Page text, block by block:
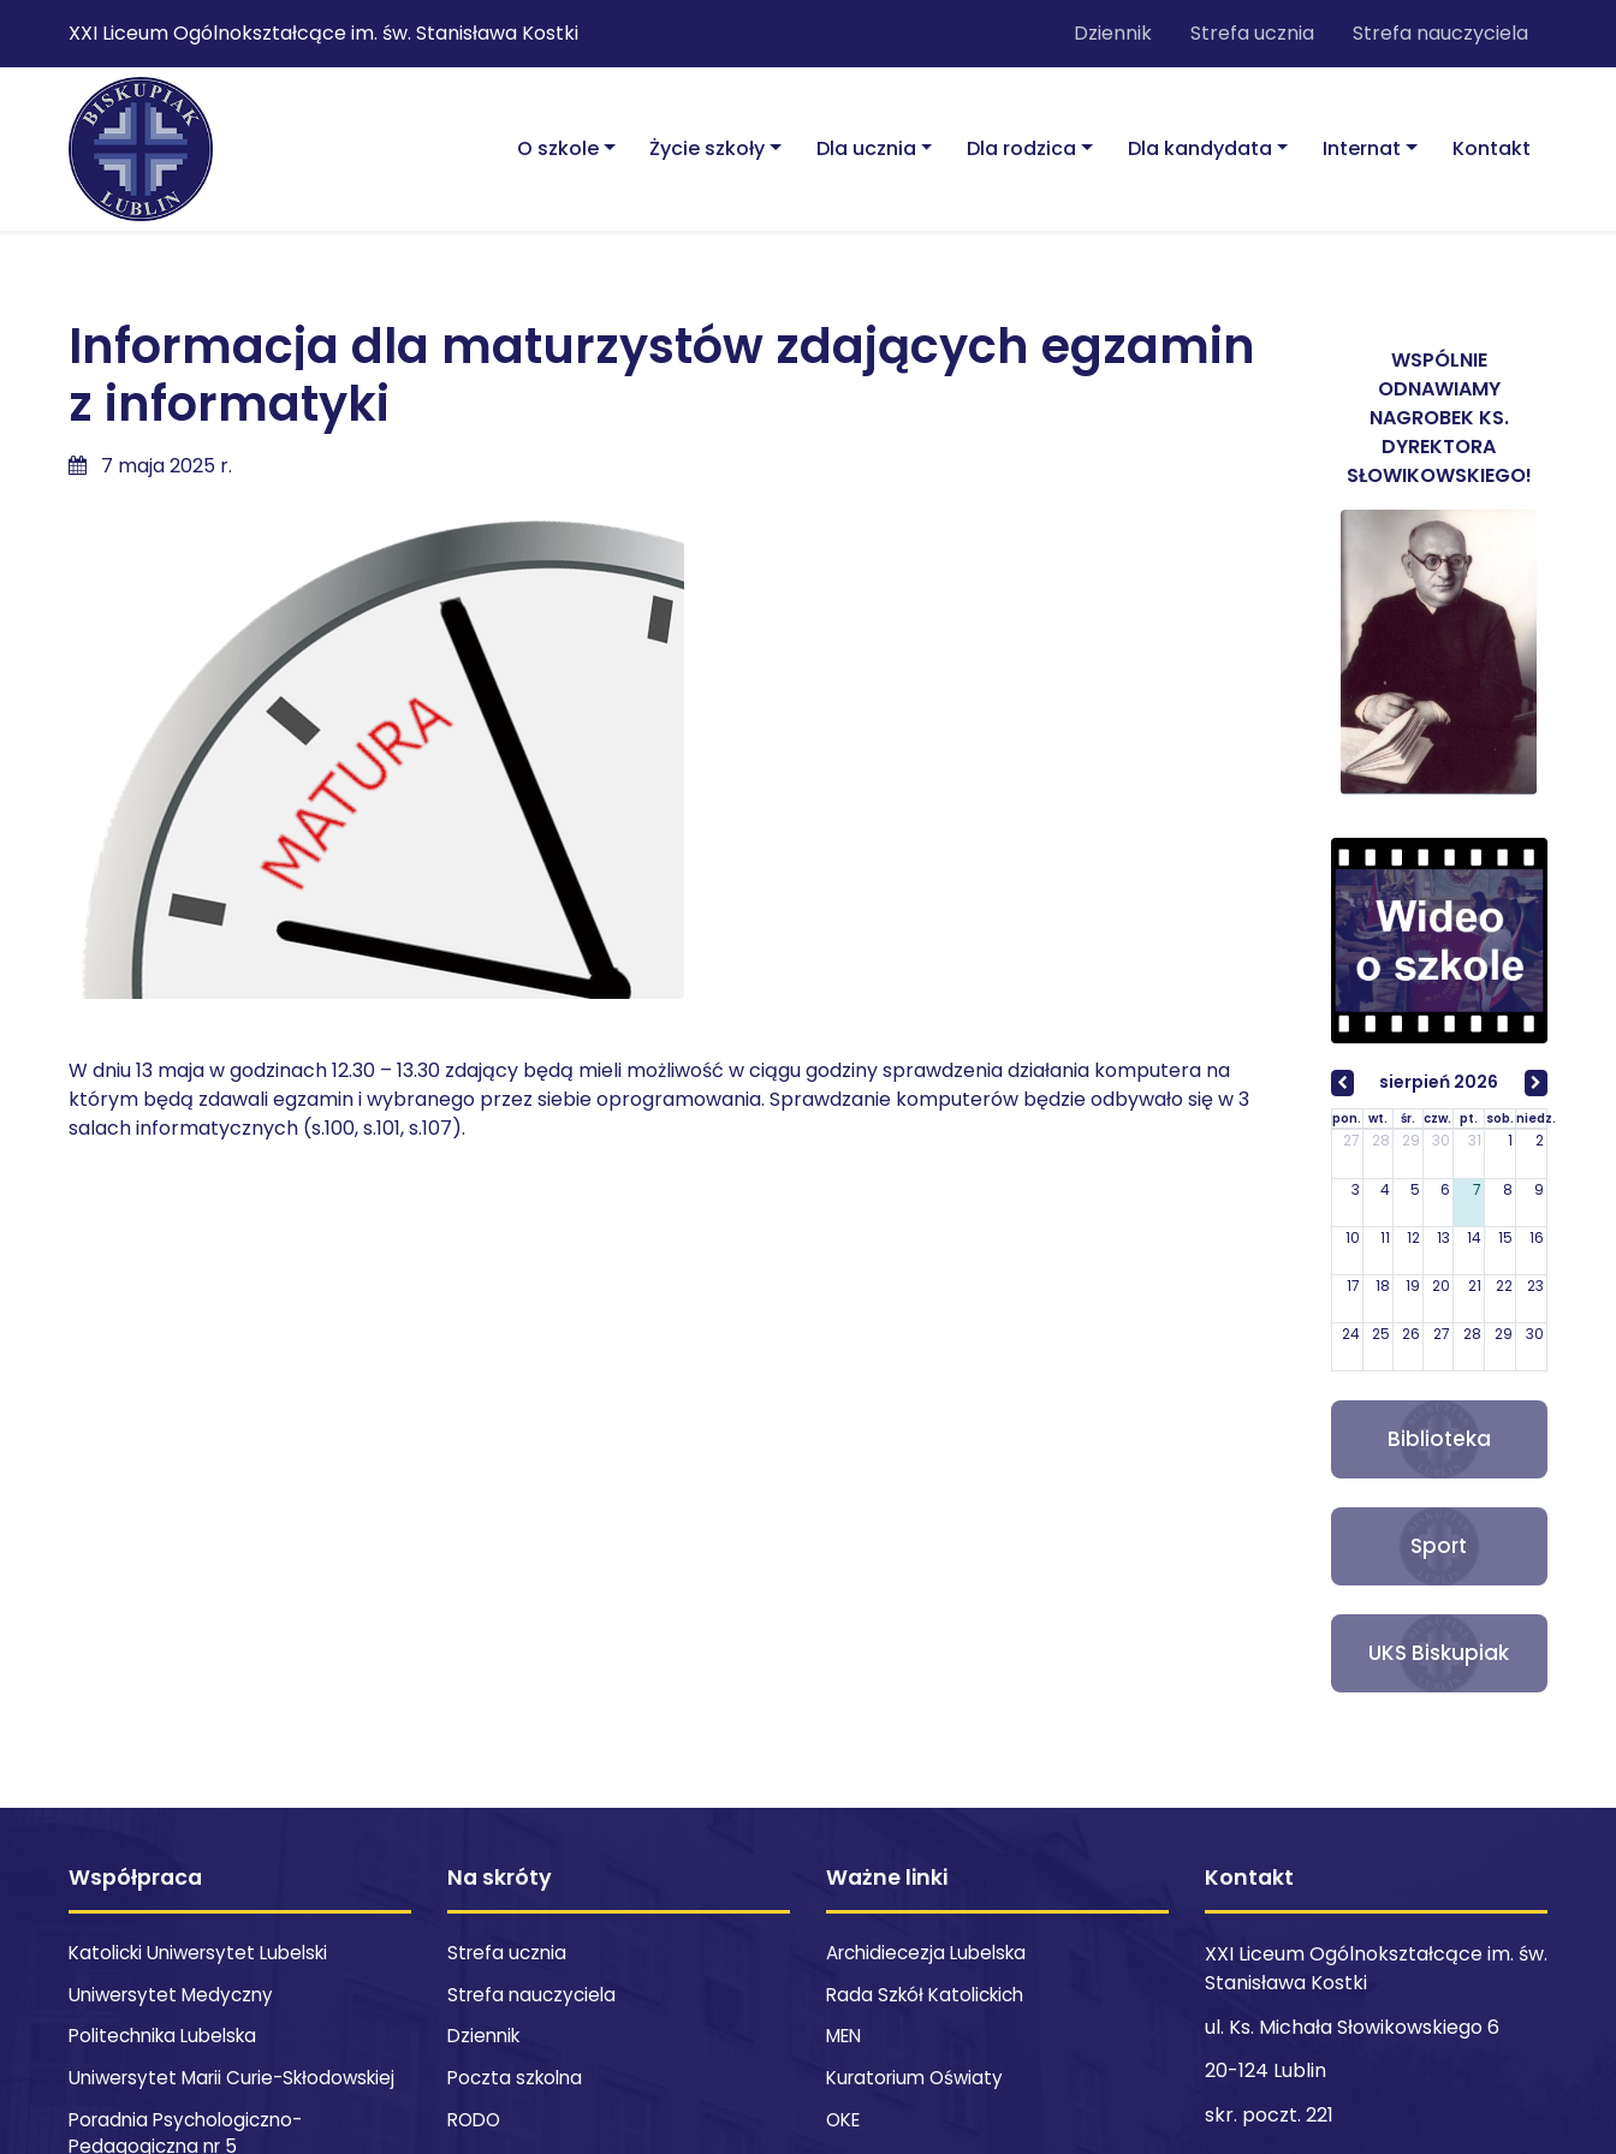
XXI Liceum Ogólnokształcące im. św. Stanisława Kostki Dziennik Strefa ucznia Strefa nauczyciela
O szkole Życie szkoły Dla ucznia Dla rodzica Dla kandydata Internat Kontakt
Informacja dla maturzystów zdających egzamin
z informatyki
7 maja 2025 r.
W dniu 13 maja w godzinach 12.30 – 13.30 zdający będą mieli możliwość w ciągu godziny sprawdzenia działania komputera na
którym będą zdawali egzamin i wybranego przez siebie oprogramowania. Sprawdzanie komputerów będzie odbywało się w 3
salach informatycznych (s.100, s.101, s.107).
WSPÓLNIE
ODNAWIAMY
NAGROBEK KS.
DYREKTORA
SŁOWIKOWSKIEGO!
sierpień 2026
pon. wt. śr. czw. pt. sob. niedz.
27 28 29 30 31 1 2
3 4 5 6 7 8 9
10 11 12 13 14 15 16
17 18 19 20 21 22 23
24 25 26 27 28 29 30
Biblioteka
Sport
UKS Biskupiak
Współpraca
Katolicki Uniwersytet Lubelski
Uniwersytet Medyczny
Politechnika Lubelska
Uniwersytet Marii Curie-Skłodowskiej
Poradnia Psychologiczno-
Pedagogiczna nr 5
Na skróty
Strefa ucznia
Strefa nauczyciela
Dziennik
Poczta szkolna
RODO
Ważne linki
Archidiecezja Lubelska
Rada Szkół Katolickich
MEN
Kuratorium Oświaty
OKE
Kontakt
XXI Liceum Ogólnokształcące im. św.
Stanisława Kostki
ul. Ks. Michała Słowikowskiego 6
20-124 Lublin
skr. poczt. 221